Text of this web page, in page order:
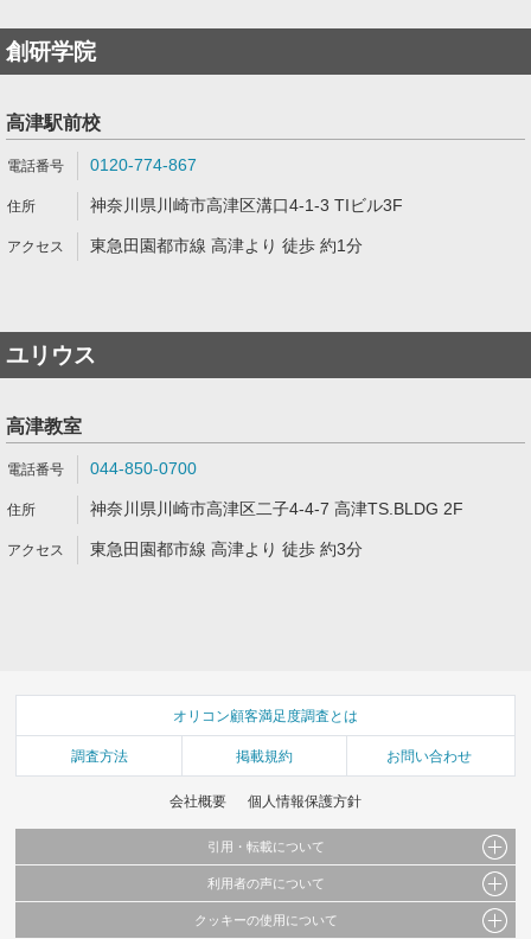
創研学院
高津駅前校
0120-774-867
神奈川県川崎市高津区溝口4-1-3 TIビル3F
東急田園都市線 高津より 徒歩 約1分
ユリウス
高津教室
044-850-0700
神奈川県川崎市高津区二子4-4-7 高津TS.BLDG 2F
東急田園都市線 高津より 徒歩 約3分
オリコン顧客満足度調査とは
調査方法 掲載規約 お問い合わせ
会社概要 個人情報保護方針
引用・転載について
当サイトで公開されている情報（文字、写真、イラスト、画像データ等）及びこれらの配
これらの情報を権利者の許可なく無断転載・複製などの二次利用を行うことは固く禁じて
利用者の声について
当サイトに掲載している内容はすべてサービスの利用者が提出された見解・感想です。
クッキーの使用について